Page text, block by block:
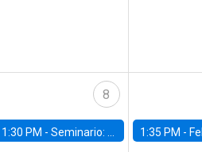
8
1:30 PM -Seminario: “Recuperando la humanidad para progresar en la era de la IA» 1:35 PM - Felipe